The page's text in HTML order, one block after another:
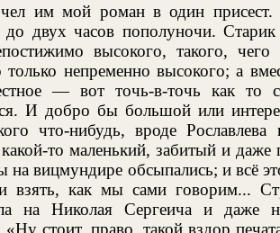
им мой роман в один
до двух часов пополуночи.
высокого, такого,
только непременно высокого; а
— вот точь-в-точь как то
И добро бы большой или
что-нибудь, вроде
то маленький, забитый и
на вицмундире обсыпались; и всё
взять, как мы сами говорим...
на Николая Сергеича и даже
«Ну стоит, право, такой вздор